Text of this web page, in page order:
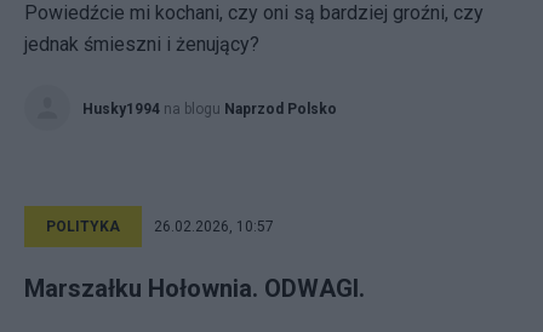
Powiedźcie mi kochani, czy oni są bardziej groźni, czy
jednak śmieszni i żenujący?
Husky1994 na blogu Naprzod Polsko
POLITYKA 26.02.2026, 10:57
Marszałku Hołownia. ODWAGI.